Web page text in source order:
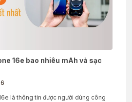
16e bao nhiêu mAh và sạc
là thông tin được người dùng công